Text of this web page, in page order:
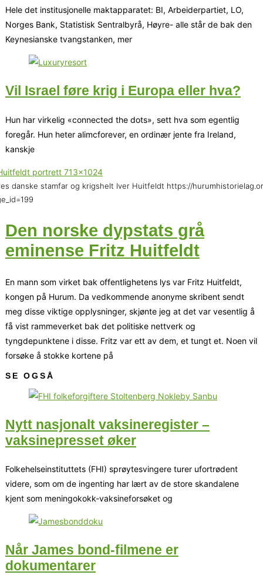
Hele det institusjonelle maktapparatet: BI, Arbeiderpartiet, LO,
Norges Bank, Statistisk Sentralbyrå, Høyre- alle står de bak den
Keynesianske tvangstanken, mer
Vil Israel føre krig i Europa eller hva?
Hun har virkelig «connected the dots», sett hva som egentlig
foregår. Hun heter alimcforever, en ordinær jente fra Ireland,
kanskje
danske stamfar og krigshelt Iver Huitfeldt https://
Den norske dypstats grå
eminense Fritz Huitfeldt
En mann som virket bak offentlighetens lys var Fritz Huitfeldt,
kongen på Hurum. Da vedkommende anonyme skribent sendt
meg disse viktige opplysninger, skjønte jeg at det var vesentlig å
få vist rammeverket bak det politiske nettverk og
tyngdepunktene i disse. Fritz var ett av dem, et tungt et. Noen vil
forsøke å stokke kortene på
SE OGSÅ
Nytt nasjonalt vaksineregister –
vaksinepresset øker
Folkehelseinstituttets (FHI) sprøytesvingere turer ufortrødent
videre, som om de ingenting har lært av de store skandalene
kjent som meningokokk-vaksineforsøket og
Når James bond-filmene er
dokumentarer